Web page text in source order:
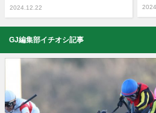
2024.12.22
GJ編集部イチオシ記事